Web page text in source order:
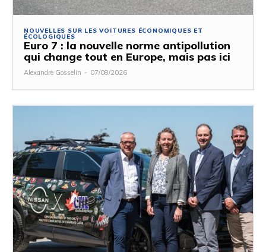
NOUVELLES SUR LES VOITURES ÉCONOMIQUES ET
ÉCOLOGIQUES
Euro 7 : la nouvelle norme antipollution
qui change tout en Europe, mais pas ici
Alexandre Gosselin - 07/08/2026